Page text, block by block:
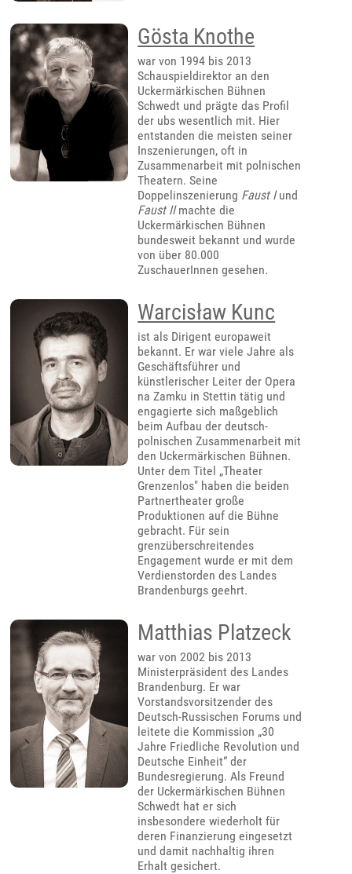
Gösta Knothe
war von 1994 bis 2013
Schauspieldirektor an den
Uckermärkischen Bühnen
Schwedt und prägte das Profil
der ubs wesentlich mit. Hier
entstanden die meisten seiner
Inszenierungen, oft in
Zusammenarbeit mit polnischen
Theatern. Seine
Doppelinszenierung Faust Iund
Faust IImachte die
Uckermärkischen Bühnen
bundesweit bekannt und wurde
von über 80.000
ZuschauerInnen gesehen.
Warcisław Kunc
ist als Dirigent europaweit
bekannt. Er war viele Jahre als
Geschäftsführer und
künstlerischer Leiter der Opera
na Zamku in Stettin tätig und
engagierte sich maßgeblich
beim Aufbau der deutsch-
polnischen Zusammenarbeit mit
den Uckermärkischen Bühnen.
Unter dem Titel „Theater
Grenzenlos" haben die beiden
Partnertheater große
Produktionen auf die Bühne
gebracht. Für sein
grenzüberschreitendes
Engagement wurde er mit dem
Verdienstorden des Landes
Brandenburgs geehrt.
Matthias Platzeck
war von 2002 bis 2013
Ministerpräsident des Landes
Brandenburg. Er war
Vorstandsvorsitzender des
Deutsch-Russischen Forums und
leitete die Kommission „30
Jahre Friedliche Revolution und
Deutsche Einheit“ der
Bundesregierung. Als Freund
der Uckermärkischen Bühnen
Schwedt hat er sich
insbesondere wiederholt für
deren Finanzierung eingesetzt
und damit nachhaltig ihren
Erhalt gesichert.